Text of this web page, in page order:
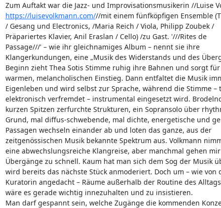
https://luisevolkmann.com///mit einem fünfköpfigen Ensemble
/ Gesang und Electronics, /Maria Reich / Viola, Philipp Zoubek /
Präpariertes Klavier, Anil Eraslan / Cello) /zu Gast. '///Rites de
Passage///' – wie ihr gleichnamiges Album – nennt sie ihre
Klangerkundungen, eine „Musik des Widerstands und des
Beginn zieht Thea Sotis Stimme ruhig ihre Bahnen und sorgt
warmen, melancholischen Einstieg. Dann entfaltet die Musik
Eigenleben und wird selbst zur Sprache, während die Stimme –
elektronisch verfremdet – instrumental eingesetzt wird.
kurzen Spitzen zerfurchte Strukturen, ein Sopransolo über
Grund, mal diffus-schwebende, mal dichte, energetische und
Passagen wechseln einander ab und loten das ganze, aus der
zeitgenössischen Musik bekannte Spektrum aus. Volkmann
eine abwechslungsreiche Klangreise, aber manchmal gehen
Übergänge zu schnell. Kaum hat man sich dem Sog der Musik
wird bereits das nächste Stück anmoderiert. Doch um – wie von
Kuratorin angedacht – Räume außerhalb der Routine des
wäre es gerade wichtig innezuhalten und zu insistieren.
Man darf gespannt sein, welche Zugänge die kommenden